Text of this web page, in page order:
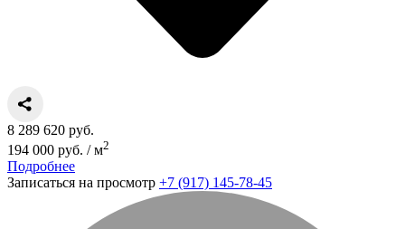
8 289 620 руб.
194 000 руб. / м2
Подробнее
Записаться на просмотр +7 (917) 145-78-45